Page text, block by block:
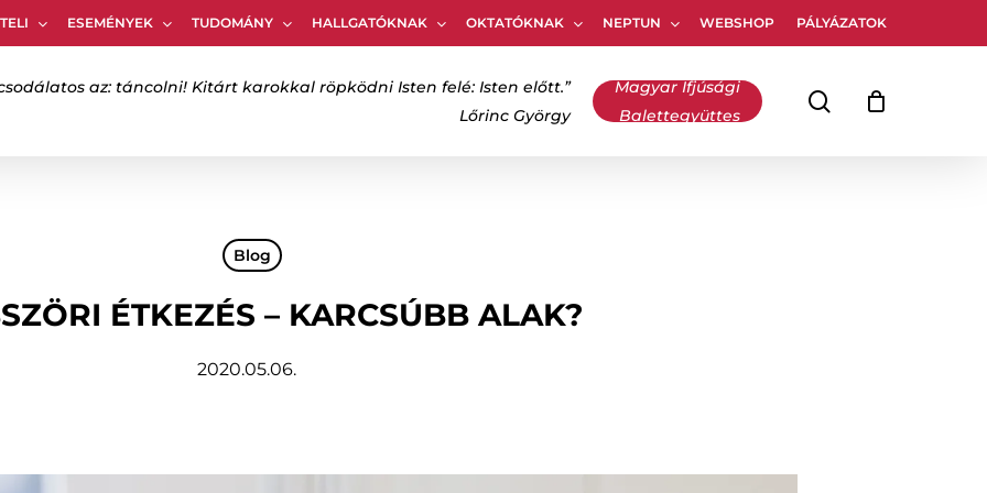
ESEMÉNYEK TUDOMÁNY HALLGATÓKNAK OKTATÓKNAK NEPTUN WEBSHOP PÁLYÁZATOK
az: táncolni! Kitárt karokkal röpködni Isten felé: Isten előtt.”
Lőrinc György
Magyar Ifjúsági
Balettegyüttes
keresés
Kosár Kosár
Blog
ÉTKEZÉS – KARCSÚBB ALAK?
2020.05.06.